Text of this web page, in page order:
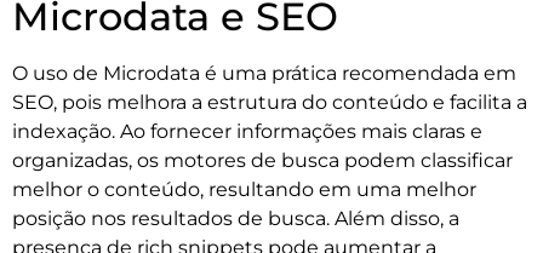
Microdata e SEO
O uso de Microdata é uma prática recomendada em
SEO, pois melhora a estrutura do conteúdo e facilita a
indexação. Ao fornecer informações mais claras e
organizadas, os motores de busca podem classificar
melhor o conteúdo, resultando em uma melhor
posição nos resultados de busca. Além disso, a
presença de rich snippets pode aumentar a